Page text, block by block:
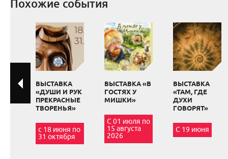
Похожие события
ВЫСТАВКА
«ДУШИ И РУК
ПРЕКРАСНЫЕ
ТВОРЕНЬЯ»
с 18 июня по
31 октября
ВЫСТАВКА «В
ГОСТЯХ У
МИШКИ»
С 01 июля по
15 августа
2026
ВЫСТАВКА
«ТАМ, ГДЕ
ДУХИ
ГОВОРЯТ»
С 19 июня